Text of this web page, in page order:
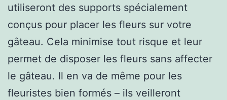
utiliseront des supports spécialement
conçus pour placer les fleurs sur votre
gâteau. Cela minimise tout risque et leur
permet de disposer les fleurs sans affecter
le gâteau. Il en va de même pour les
fleuristes bien formés – ils veilleront